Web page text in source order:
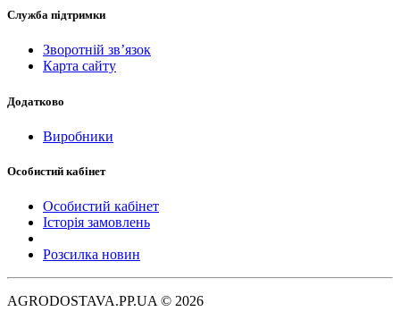
Служба підтримки
Зворотній зв’язок
Карта сайту
Додатково
Виробники
Особистий кабінет
Особистий кабінет
Історія замовлень
Розсилка новин
AGRODOSTAVA.PP.UA © 2026